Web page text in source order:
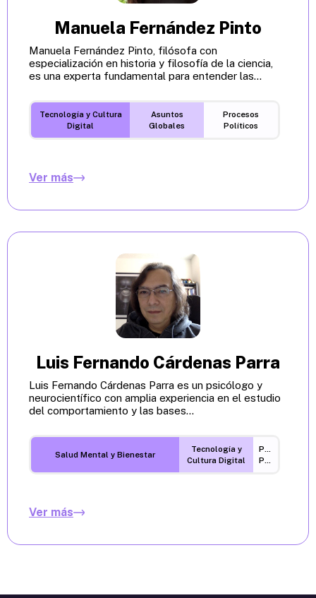
Manuela Fernández Pinto
Manuela Fernández Pinto, filósofa con
especialización en historia y filosofía de la ciencia,
es una experta fundamental para entender las...
Tecnología y Cultura
Digital
Asuntos
Globales
Procesos
Políticos
Ver más
Luis Fernando Cárdenas Parra
Luis Fernando Cárdenas Parra es un psicólogo y
neurocientífico con amplia experiencia en el estudio
del comportamiento y las bases...
Salud Mental y Bienestar
Tecnología y
Cultura Digital
Procesos
Políticos
Ver más